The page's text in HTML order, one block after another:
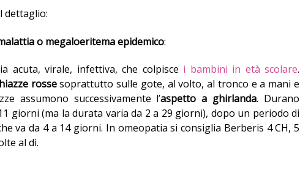
dettaglio:
o megaloeritema epidemico:
acuta, virale, infettiva, che colpisce i bambini in età scolare.
rossesoprattutto sulle gote, al volto, al tronco e a mani e
assumono successivamente l’aspetto a ghirlanda. Durano
giorni (ma la durata varia da 2 a 29 giorni), dopo un periodo di
va da 4 a 14 giorni. In omeopatia si consiglia Berberis 4 CH, 5
al dì.